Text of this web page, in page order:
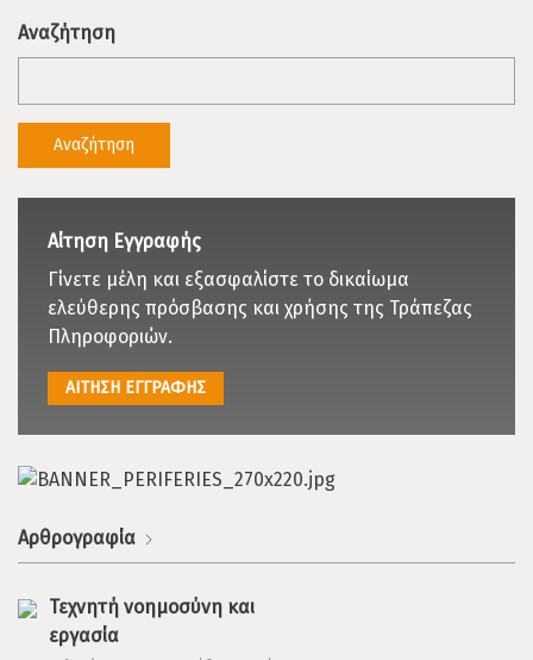
Αναζήτηση
Αίτηση Εγγραφής
Γίνετε μέλη και εξασφαλίστε το δικαίωμα
ελεύθερης πρόσβασης και χρήσης της Τράπεζας
Πληροφοριών.
ΑΙΤΗΣΗ ΕΓΓΡΑΦΗΣ
Αρθρογραφία
Τεχνητή νοημοσύνη και
εργασία